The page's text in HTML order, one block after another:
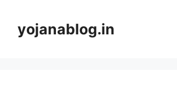
yojanablog.in